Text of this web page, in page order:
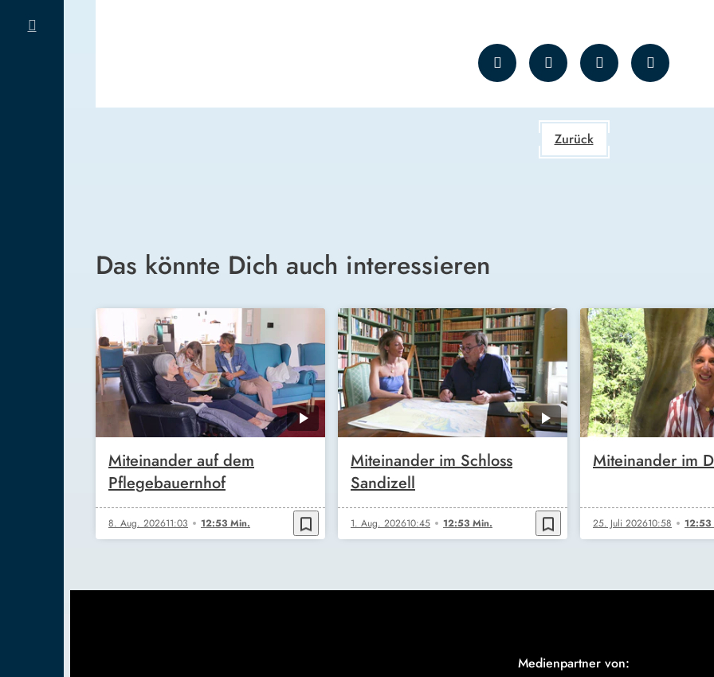
Zurück
Das könnte Dich auch interessieren
Miteinander auf dem
Pflegebauernhof
8. Aug. 202611:03 12:53 Min. bookmark_border
Miteinander im Schloss
Sandizell
1. Aug. 202610:45 12:53 Min. bookmark_border
Miteinander im
25. Juli 202610:58 12:53
Medienpartner von: